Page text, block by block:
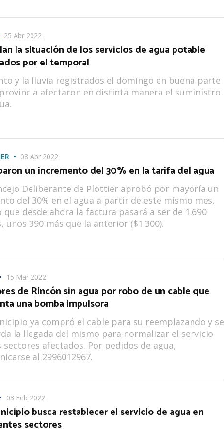
25 Abr 2022
la situación de los servicios de agua potable
por el temporal
y la lluvia registrados el domingo en buena parte
afectaron en distinta manera el suministro
08 Abr 2022
un incremento del 30% en la tarifa del agua
Deliberante de Plottier aprobó por mayoría un
del 30% en el agua a partir de este mismo mes,
que desde ahora la factura pasará a ser de 1.690
unos 390 más que la anterior ($1.300).
15 Mar 2022
de Rincón sin agua por robo de un cable que
una bomba impulsora
ya compró el cable para su reemplazando y se
la llegada del mismo para normalizar el servicio
sectores afectados. Por pedidos de agua,
al 2996012967.
03 Feb 2022
busca restablecer el servicio de agua en
sectores